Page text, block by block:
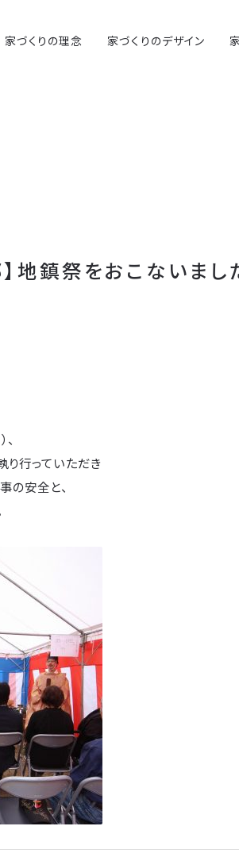
家づくりの理念 家づくりのデザイン
地鎮祭をおこないまし
り行っていただき
の安全と、